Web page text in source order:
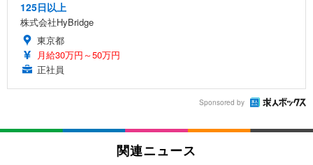
125日以上
株式会社HyBridge
東京都
月給30万円～50万円
正社員
Sponsored by
関連ニュース